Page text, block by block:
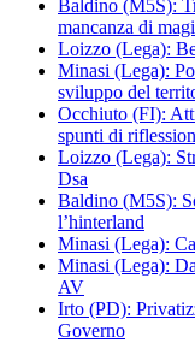
Baldino (M5S):
mancanza di
Loizzo (Lega):
Minasi (Lega):
sviluppo del
Occhiuto (FI):
spunti di
Loizzo (Lega):
Dsa
Baldino (M5S):
l’hinterland
Minasi (Lega):
Minasi (Lega):
AV
Irto (PD):
Governo